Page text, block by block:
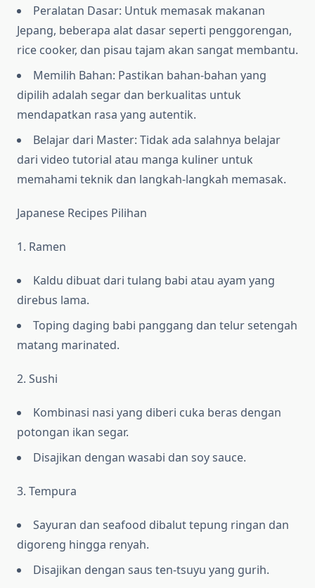
Peralatan Dasar: Untuk memasak makanan
Jepang, beberapa alat dasar seperti penggorengan,
rice cooker, dan pisau tajam akan sangat membantu.
Memilih Bahan: Pastikan bahan-bahan yang
dipilih adalah segar dan berkualitas untuk
mendapatkan rasa yang autentik.
Belajar dari Master: Tidak ada salahnya belajar
dari video tutorial atau manga kuliner untuk
memahami teknik dan langkah-langkah memasak.
Japanese Recipes Pilihan
1. Ramen
Kaldu dibuat dari tulang babi atau ayam yang
direbus lama.
Toping daging babi panggang dan telur setengah
matang marinated.
2. Sushi
Kombinasi nasi yang diberi cuka beras dengan
potongan ikan segar.
Disajikan dengan wasabi dan soy sauce.
3. Tempura
Sayuran dan seafood dibalut tepung ringan dan
digoreng hingga renyah.
Disajikan dengan saus ten-tsuyu yang gurih.